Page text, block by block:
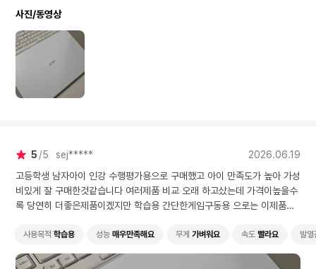
디자인
사진/동영상
5 5 sej*****
2026.06.19
고등학생 남자아이 인강 수행평가용으로 구매했고 아이 만족도가 높아 가성
비있게 잘 구매한것같습니다 여러제품 비교 오래 하고샀는데 가격이높을수
록 당연히 더좋은제품이겠지만 학습용 간단한게임구동용 으로는 이제품이
생까지 무난한게 쓸수있을것같습니다 용량이아쉬운데 추가슬롯구매할예정
사용목적 학습용 성능 매우만족해요 무게 가벼워요 속도 빨라요 발열